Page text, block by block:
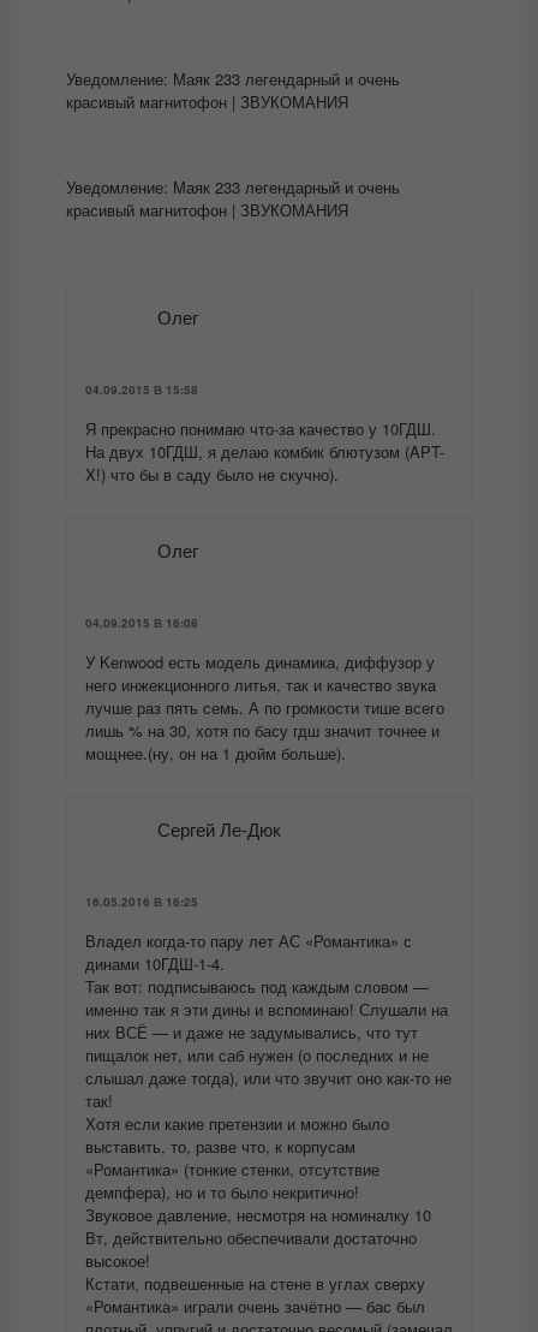
Уведомление: Маяк 233 легендарный и очень
красивый магнитофон | ЗВУКОМАНИЯ
Уведомление: Маяк 233 легендарный и очень
красивый магнитофон | ЗВУКОМАНИЯ
Олег
04.09.2015 В 15:58
Я прекрасно понимаю что-за качество у 10ГДШ.
На двух 10ГДШ, я делаю комбик блютузом (APT-
X!) что бы в саду было не скучно).
Олег
04.09.2015 В 16:08
У Kenwood есть модель динамика, диффузор у
него инжекционного литья, так и качество звука
лучше раз пять семь. А по громкости тише всего
лишь % на 30, хотя по басу гдш значит точнее и
мощнее.(ну, он на 1 дюйм больше).
Сергей Ле-Дюк
16.05.2016 В 16:25
Владел когда-то пару лет АС «Романтика» с
динами 10ГДШ-1-4.
Так вот: подписываюсь под каждым словом —
именно так я эти дины и вспоминаю! Слушали на
них ВСЁ — и даже не задумывались, что тут
пищалок нет, или саб нужен (о последних и не
слышал даже тогда), или что звучит оно как-то не
так!
Хотя если какие претензии и можно было
выставить, то, разве что, к корпусам
«Романтика» (тонкие стенки, отсутствие
демпфера), но и то было некритично!
Звуковое давление, несмотря на номиналку 10
Вт, действительно обеспечивали достаточно
высокое!
Кстати, подвешенные на стене в углах сверху
«Романтика» играли очень зачётно — бас был